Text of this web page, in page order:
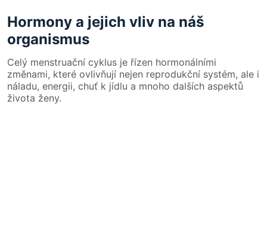
Hormony a jejich vliv na náš
organismus
Celý menstruační cyklus je řízen hormonálními
změnami, které ovlivňují nejen reprodukční systém, ale i
náladu, energii, chuť k jídlu a mnoho dalších aspektů
života ženy.